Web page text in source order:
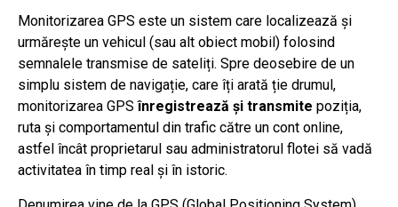
Monitorizarea GPS este un sistem care localizează și
urmărește un vehicul (sau alt obiect mobil) folosind
semnalele transmise de sateliți. Spre deosebire de un
simplu sistem de navigație, care îți arată ție drumul,
monitorizarea GPSînregistrează și transmite poziția,
ruta și comportamentul din trafic către un cont online,
astfel încât proprietarul sau administratorul flotei să vadă
activitatea în timp real și în istoric.